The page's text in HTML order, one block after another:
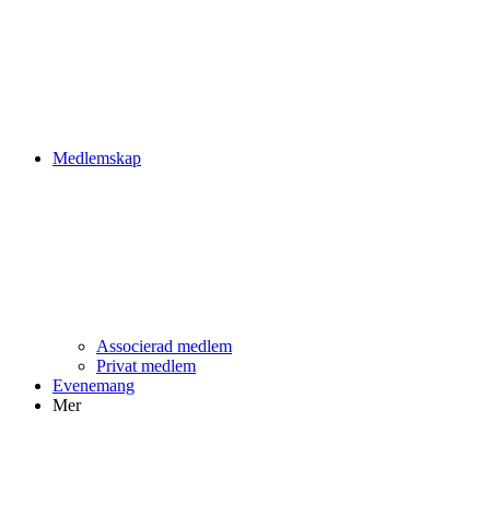
Medlemskap
Associerad medlem
Privat medlem
Evenemang
Mer